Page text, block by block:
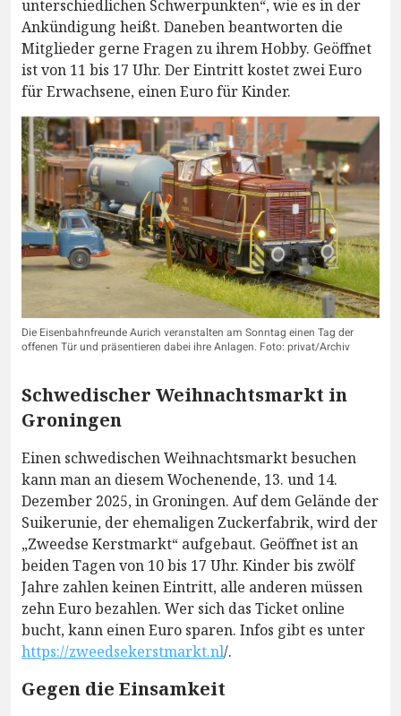
unterschiedlichen Schwerpunkten“, wie es in der
Ankündigung heißt. Daneben beantworten die
Mitglieder gerne Fragen zu ihrem Hobby. Geöffnet
ist von 11 bis 17 Uhr. Der Eintritt kostet zwei Euro
für Erwachsene, einen Euro für Kinder.
Die Eisenbahnfreunde Aurich veranstalten am Sonntag einen Tag der
offenen Tür und präsentieren dabei ihre Anlagen. Foto: privat/Archiv
Schwedischer Weihnachtsmarkt in
Groningen
Einen schwedischen Weihnachtsmarkt besuchen
kann man an diesem Wochenende, 13. und 14.
Dezember 2025, in Groningen. Auf dem Gelände der
Suikerunie, der ehemaligen Zuckerfabrik, wird der
„Zweedse Kerstmarkt“ aufgebaut. Geöffnet ist an
beiden Tagen von 10 bis 17 Uhr. Kinder bis zwölf
Jahre zahlen keinen Eintritt, alle anderen müssen
zehn Euro bezahlen. Wer sich das Ticket online
bucht, kann einen Euro sparen. Infos gibt es unter
https://zweedsekerstmarkt.nl/.
Gegen die Einsamkeit